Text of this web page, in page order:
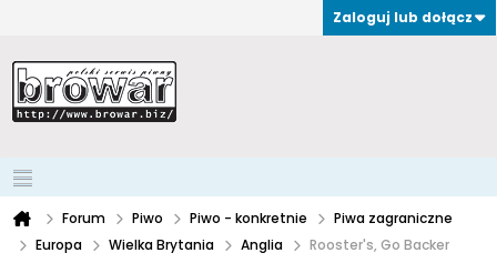
Zaloguj lub dołącz
Forum Piwo Piwo - konkretnie
Piwa zagraniczne
Europa
Wielka Brytania Anglia
Rooster's, Go Backer